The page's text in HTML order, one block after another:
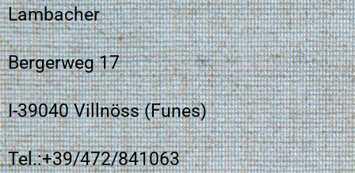
Lambacher
Bergerweg 17
I-39040 Villnöss (Funes)
Tel.:+39/472/841063